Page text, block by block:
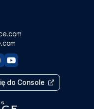
do Console